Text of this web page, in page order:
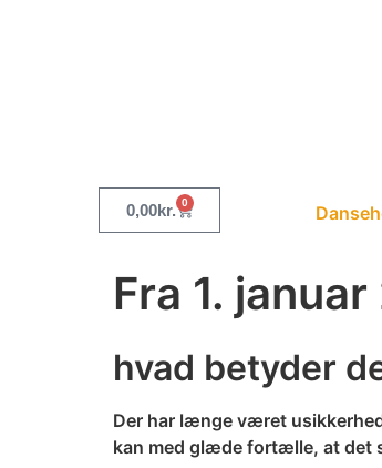
0,00kr. 0
Fra 1.
hvad betyder
Der har længe været
kan med glæde fortælle, at det